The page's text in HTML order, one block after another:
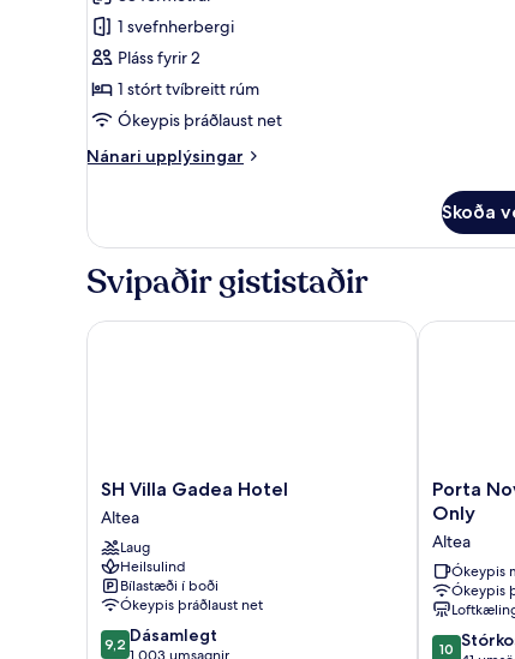
Superior-
tvíbýli
-
svalir
útsýni
1 svefnherbergi
Pláss fyrir 2
1 stórt tvíbreitt rúm
Ókeypis þráðlaust net
Nánari upplýsingar
Nánari
tvíbýli
svalir
útsýni
Skoða
Svipaðir gististaðir
SH
Villa
Gadea
Hotel
Altea
SH Villa Gadea Hotel
Altea
Laug
Heilsulind
Bílastæði í boði
Ókeypis þráðlaust net
9.2
9,2 Dásamlegt
SH Villa Gadea Hotel
Porta
Nova
Suites
Altea
-
Adults
Only
Altea
Porta
Only
Altea
Ókeypis
Ókeypis
10.0
10
Porta